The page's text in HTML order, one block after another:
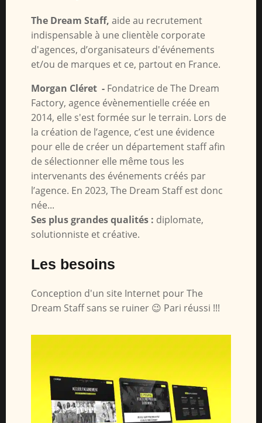
The Dream Staff, aide au recrutement
indispensable à une clientèle corporate
d'agences, d’organisateurs d'événements
et/ou de marques et ce, partout en France.
Morgan Cléret - Fondatrice de The Dream
Factory, agence évènementielle créée en
2014, elle s'est formée sur le terrain. Lors de
la création de l’agence, c’est une évidence
pour elle de créer un département staff afin
de sélectionner elle même tous les
intervenants des événements créés par
l’agence. En 2023, The Dream Staff est donc
née...
Ses plus grandes qualités : diplomate,
solutionniste et créative.
Les besoins
Conception d'un site Internet pour The
Dream Staff sans se ruiner 😉 Pari réussi !!!